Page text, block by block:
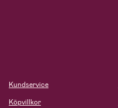
Kundservice
Köpvillkor